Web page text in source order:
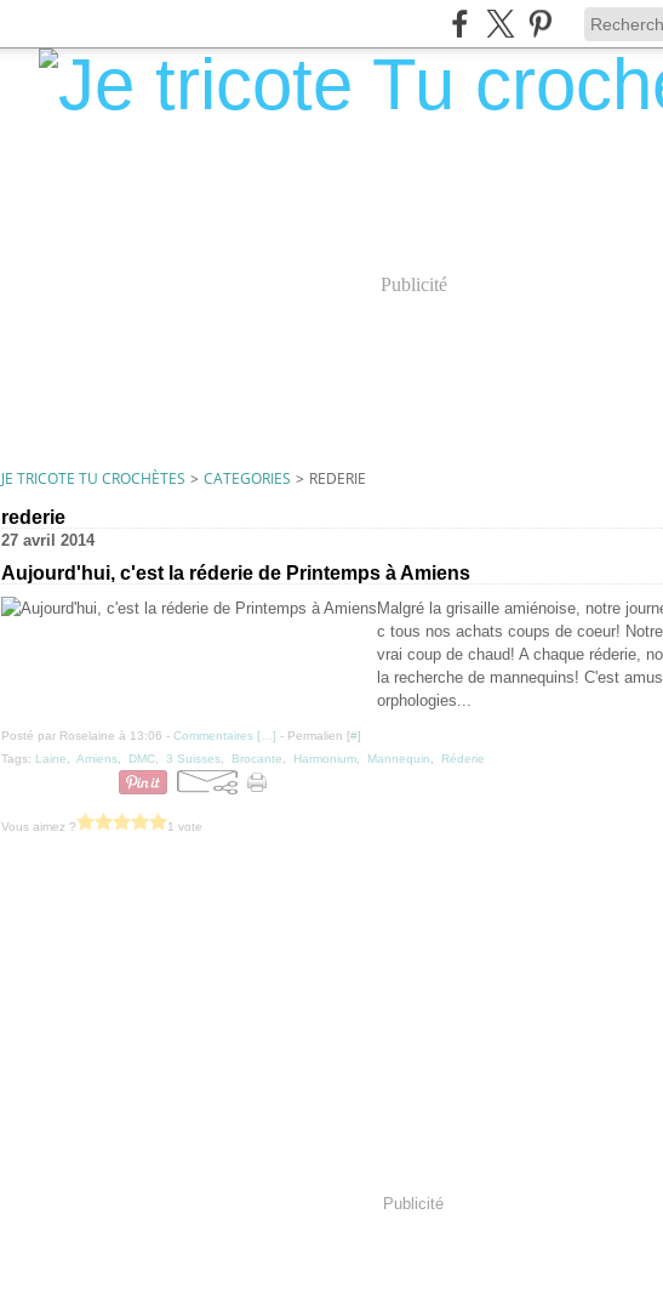
Publicité
JE TRICOTE TU CROCHÈTES > CATEGORIES > REDERIE
rederie
27 avril 2014
Aujourd'hui, c'est la réderie de Printemps à Amiens
Malgré la grisaille amiénoise, notre
c tous nos achats coups de coeur!
vrai coup de chaud! A chaque réderie,
la recherche de mannequins! C'est
orphologies...
Posté par Roselaine à 13:06 - Commentaires [ ] - Permalien [#]
Tags: Laine Amiens DMC 3 Suisses Brocante Harmonium Mannequin Réderie
Vous aimez ? 1 vote
Publicité